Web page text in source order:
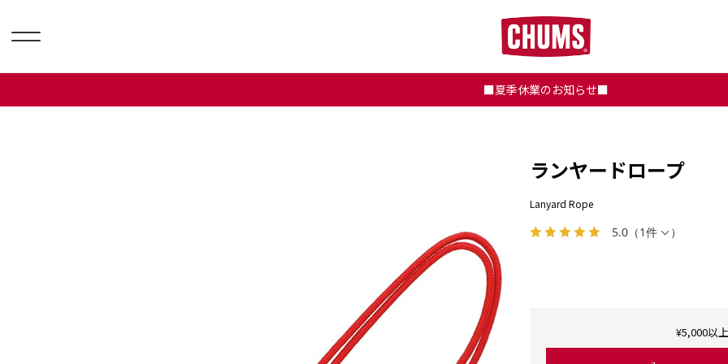
■夏季休業のお知らせ■
5.0 （1件 ）
ランヤードロープ
Lanyard Rope
¥5,000以